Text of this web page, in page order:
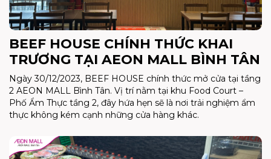
BEEF HOUSE CHÍNH THỨC KHAI
TRƯƠNG TẠI AEON MALL BÌNH TÂN
Ngày 30/12/2023, BEEF HOUSE chính thức mở cửa tại tầng
2 AEON MALL Bình Tân. Vị trí nằm tại khu Food Court –
Phố Ẩm Thực tầng 2, đây hứa hẹn sẽ là nơi trải nghiệm ẩm
thực không kém cạnh những cửa hàng khác.